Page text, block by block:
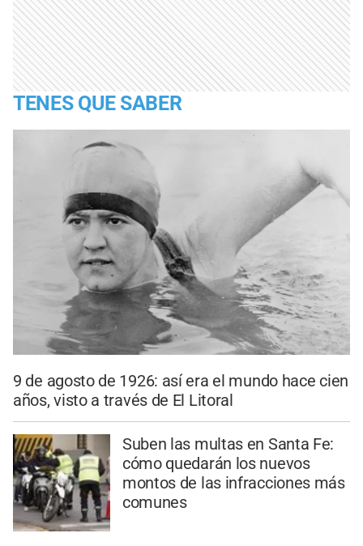
TENES QUE SABER
9 de agosto de 1926: así era el mundo hace cien
años, visto a través de El Litoral
Suben las multas en Santa Fe:
cómo quedarán los nuevos
montos de las infracciones más
comunes